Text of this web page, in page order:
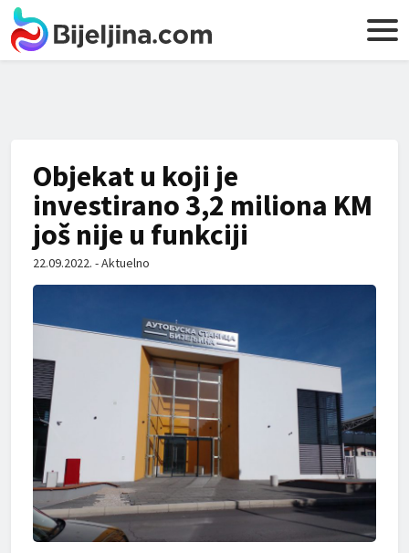
Objekat u koji je
investirano 3,2 miliona KM
još nije u funkciji
22.09.2022. - Aktuelno